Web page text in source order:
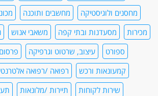
מחסנים ולוגיסטיקה
מחשבים ותוכנה
מכירות
מסעדנות ובתי קפה משאבי אנוש
ספורט
עיצוב, שרטוט וגרפיקה
קמעונאות ורכש
רפואה /רפואה
שירות לקוחות
תיירות /מלונאות